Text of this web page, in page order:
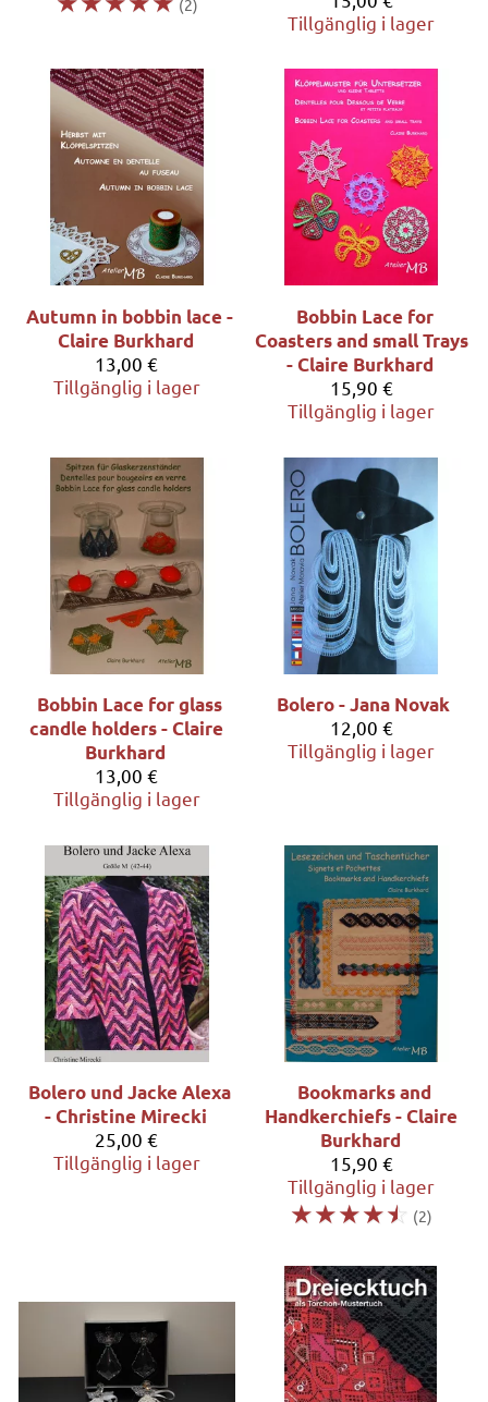
(2)
Tillgänglig i lager
Autumn in bobbin lace -
Claire Burkhard
13,00 €
Tillgänglig i lager
Bobbin Lace for
Coasters and small Trays
- Claire Burkhard
15,90 €
Tillgänglig i lager
Bobbin Lace for glass
candle holders - Claire
Burkhard
13,00 €
Tillgänglig i lager
Bolero - Jana Novak
12,00 €
Tillgänglig i lager
Bolero und Jacke Alexa
- Christine Mirecki
25,00 €
Tillgänglig i lager
Bookmarks and
Handkerchiefs - Claire
Burkhard
15,90 €
Tillgänglig i lager
☆☆☆☆☆ (2)